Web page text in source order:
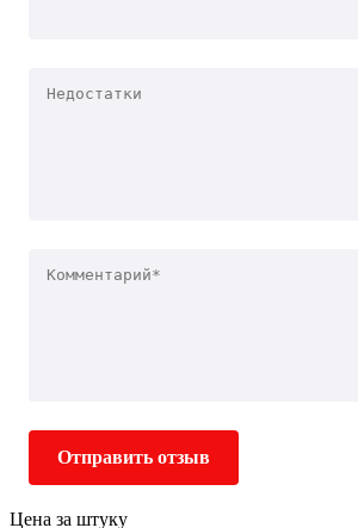
Отправить отзыв
Цена за штуку